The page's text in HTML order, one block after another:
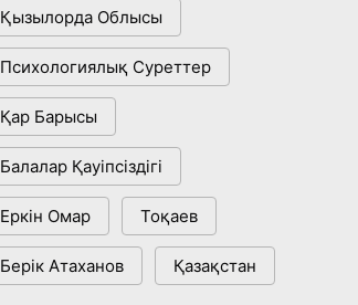
Қызылорда Облысы
Психологиялық Суреттер
Қар Барысы
Балалар Қауіпсіздігі
Еркін Омар Тоқаев
Берік Атаханов Қазақстан